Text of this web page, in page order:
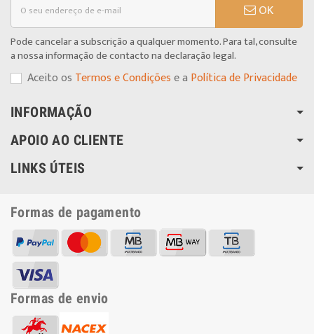
OK
Pode cancelar a subscrição a qualquer momento. Para tal, consulte
a nossa informação de contacto na declaração legal.
Aceito os Termos e Condiçõese a Política de Privacidade
INFORMAÇÃO
APOIO AO CLIENTE
LINKS ÚTEIS
Formas de pagamento
Formas de envio